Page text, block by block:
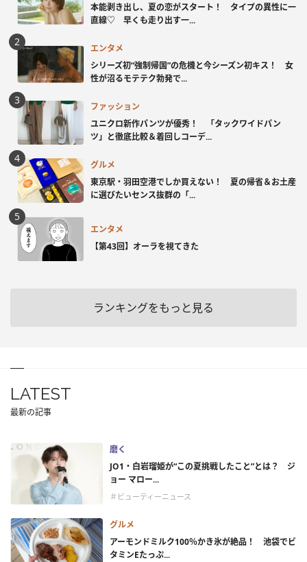
本能剥き出し、夏の恋がスタート！ タイプの異性に一
直線♡ 早くも走り出す一...
エンタメ
シリーズ初“強制帰国”の危機と今シーズン初キス！ 女
性が沼るモテテク勃発で...
ファッション
ユニクロ新作パンツが優秀！ 「タックワイドパン
ツ」と徹底比較＆着回しコーデ...
グルメ
東京駅・羽田空港でしか買えない！ 夏の帰省＆お土産
に選びたいセンス抜群の「...
エンタメ
【第43回】オーラを視てきた
ランキングをもっと見る
LATEST
最新の記事
磨く
JO1・白岩瑠姫が“この夏挑戦したこと”とは？ ジ
ョー マロー...
＃ビューティーニュース
グルメ
アーモンドミルク100％かき氷が絶品！ 池袋でビ
タミンEたっぷ...